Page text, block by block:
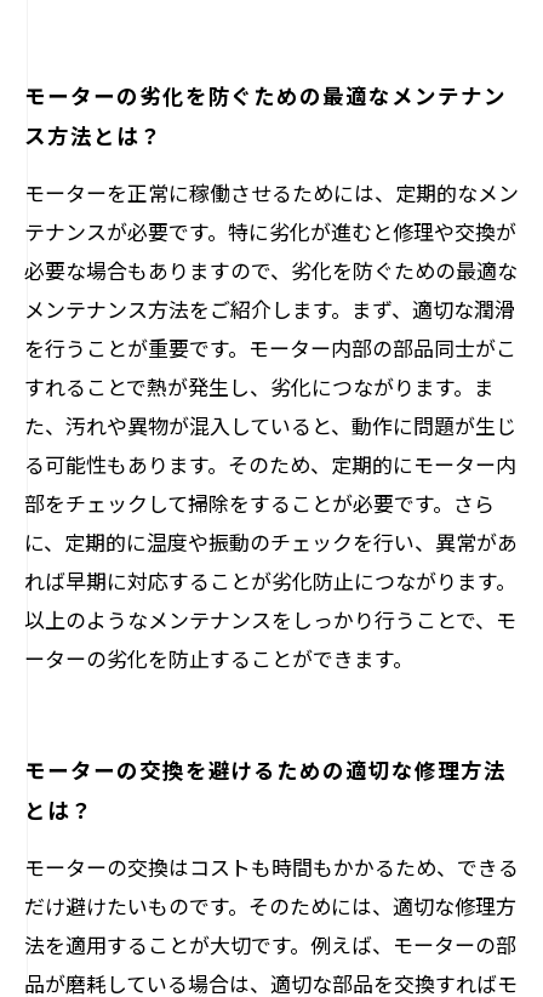
モーターの劣化を防ぐための最適なメンテナン
ス方法とは？
モーターを正常に稼働させるためには、定期的なメン
テナンスが必要です。特に劣化が進むと修理や交換が
必要な場合もありますので、劣化を防ぐための最適な
メンテナンス方法をご紹介します。まず、適切な潤滑
を行うことが重要です。モーター内部の部品同士がこ
すれることで熱が発生し、劣化につながります。ま
た、汚れや異物が混入していると、動作に問題が生じ
る可能性もあります。そのため、定期的にモーター内
部をチェックして掃除をすることが必要です。さら
に、定期的に温度や振動のチェックを行い、異常があ
れば早期に対応することが劣化防止につながります。
以上のようなメンテナンスをしっかり行うことで、モ
ーターの劣化を防止することができます。
モーターの交換を避けるための適切な修理方法
とは？
モーターの交換はコストも時間もかかるため、できる
だけ避けたいものです。そのためには、適切な修理方
法を適用することが大切です。例えば、モーターの部
品が磨耗している場合は、適切な部品を交換すればモ